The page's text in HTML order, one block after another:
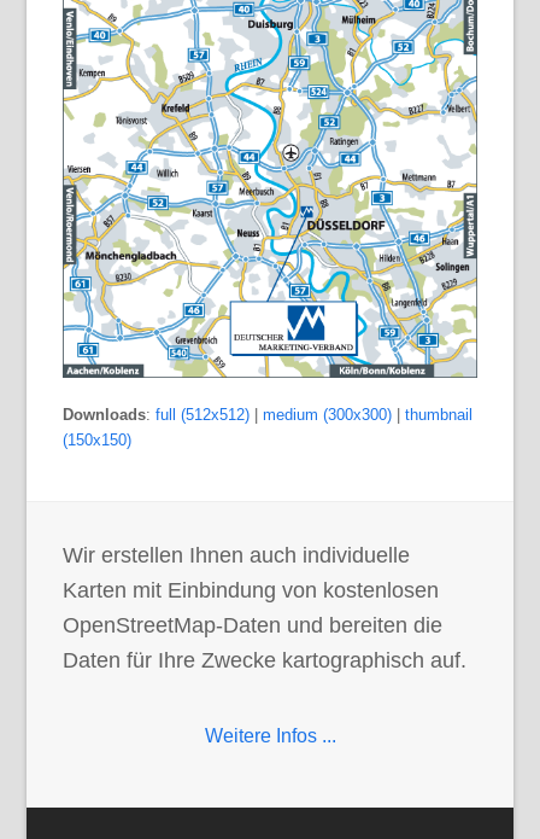
Downloads:full (512x512) |medium (300x300) |thumbnail
(150x150)
Wir erstellen Ihnen auch individuelle
Karten mit Einbindung von kostenlosen
OpenStreetMap-Daten und bereiten die
Daten für Ihre Zwecke kartographisch auf.
Weitere Infos ...